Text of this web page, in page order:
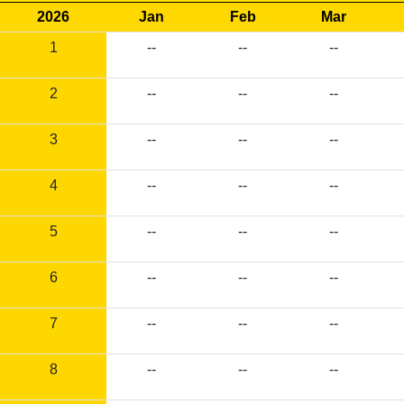
2026 Jan Feb Mar
1
-- -- --
2 -- -- --
3 -- -- --
4 -- -- --
5 -- -- --
6 -- -- --
7 -- -- --
8 -- -- --